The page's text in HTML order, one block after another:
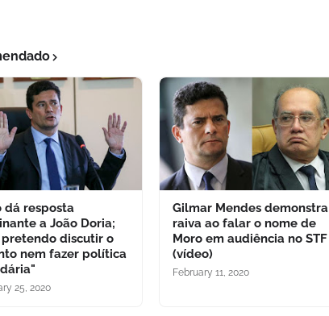
dá resposta
a João Doria;
pretendo discutir o
nem fazer política
25, 2020
Gilmar Mendes demonstra
raiva ao falar o nome de
Moro em audiência no STF
(vídeo)
February 11, 2020